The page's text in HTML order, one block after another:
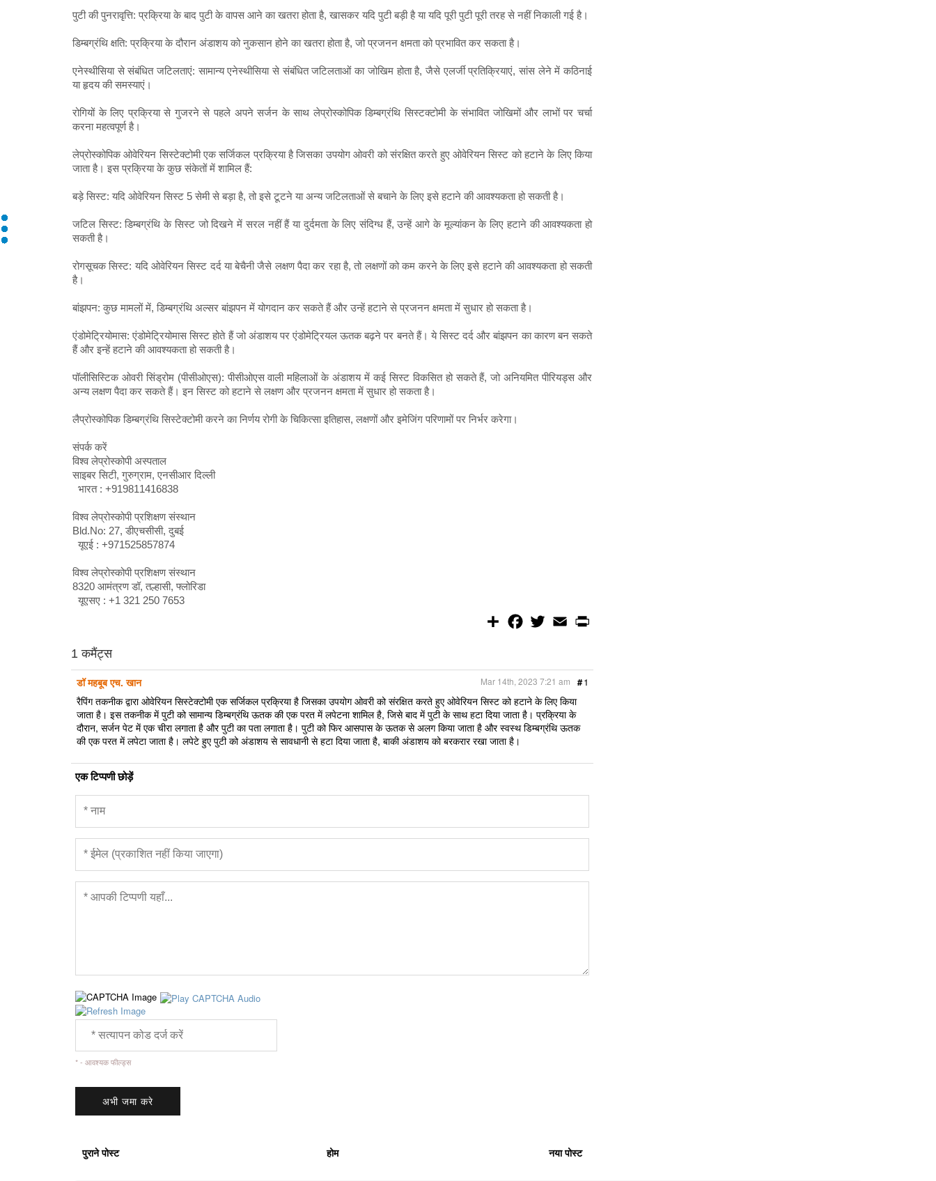
पुटी की पुनरावृत्ति: प्रक्रिया के बाद पुटी के वापस आने का खतरा होता है, खासकर यदि पुटी बड़ी है या यदि पूरी पुटी पूरी तरह से नहीं निकाली गई है।
डिम्बग्रंथि क्षति: प्रक्रिया के दौरान अंडाशय को नुकसान होने का खतरा होता है, जो प्रजनन क्षमता को प्रभावित कर सकता है।
एनेस्थीसिया से संबंधित जटिलताएं: सामान्य एनेस्थीसिया से संबंधित जटिलताओं का जोखिम होता है, जैसे एलर्जी प्रतिक्रियाएं, सांस लेने में कठिनाई
या हृदय की समस्याएं।
रोगियों के लिए प्रक्रिया से गुजरने से पहले अपने सर्जन के साथ लेप्रोस्कोपिक डिम्बग्रंथि सिस्टक्टोमी के संभावित जोखिमों और लाभों पर चर्चा
करना महत्वपूर्ण है।
लेप्रोस्कोपिक ओवेरियन सिस्टेक्टोमी एक सर्जिकल प्रक्रिया है जिसका उपयोग ओवरी को संरक्षित करते हुए ओवेरियन सिस्ट को हटाने के लिए किया
जाता है। इस प्रक्रिया के कुछ संकेतों में शामिल हैं:
बड़े सिस्ट: यदि ओवेरियन सिस्ट 5 सेमी से बड़ा है, तो इसे टूटने या अन्य जटिलताओं से बचाने के लिए इसे हटाने की आवश्यकता हो सकती है।
जटिल सिस्ट: डिम्बग्रंथि के सिस्ट जो दिखने में सरल नहीं हैं या दुर्दमता के लिए संदिग्ध हैं, उन्हें आगे के मूल्यांकन के लिए हटाने की आवश्यकता हो
सकती है।
रोगसूचक सिस्ट: यदि ओवेरियन सिस्ट दर्द या बेचैनी जैसे लक्षण पैदा कर रहा है, तो लक्षणों को कम करने के लिए इसे हटाने की आवश्यकता हो सकती
है।
बांझपन: कुछ मामलों में, डिम्बग्रंथि अल्सर बांझपन में योगदान कर सकते हैं और उन्हें हटाने से प्रजनन क्षमता में सुधार हो सकता है।
एंडोमेट्रियोमास: एंडोमेट्रियोमास सिस्ट होते हैं जो अंडाशय पर एंडोमेट्रियल ऊतक बढ़ने पर बनते हैं। ये सिस्ट दर्द और बांझपन का कारण बन सकते
हैं और इन्हें हटाने की आवश्यकता हो सकती है।
पॉलीसिस्टिक ओवरी सिंड्रोम (पीसीओएस): पीसीओएस वाली महिलाओं के अंडाशय में कई सिस्ट विकसित हो सकते हैं, जो अनियमित पीरियड्स और
अन्य लक्षण पैदा कर सकते हैं। इन सिस्ट को हटाने से लक्षण और प्रजनन क्षमता में सुधार हो सकता है।
लैप्रोस्कोपिक डिम्बग्रंथि सिस्टेक्टोमी करने का निर्णय रोगी के चिकित्सा इतिहास, लक्षणों और इमेजिंग परिणामों पर निर्भर करेगा।
संपर्क करें
विश्व लेप्रोस्कोपी अस्पताल
साइबर सिटी, गुरुग्राम, एनसीआर दिल्ली
भारत : +919811416838
विश्व लेप्रोस्कोपी प्रशिक्षण संस्थान
Bld.No: 27, डीएचसीसी, दुबई
यूएई : +971525857874
विश्व लेप्रोस्कोपी प्रशिक्षण संस्थान
8320 आमंत्रण डॉ, तल्हासी, फ्लोरिडा
यूएसए : +1 321 250 7653
S
o
o
k
w
e
r
E
m
1 कमैंट्स
डॉ महबूब एच. खान #1
Mar 14th, 2023 7:21 am
रैपिंग तकनीक द्वारा ओवेरियन सिस्टेक्टोमी एक सर्जिकल प्रक्रिया है जिसका उपयोग ओवरी को संरक्षित करते हुए ओवेरियन सिस्ट को हटाने के लिए किया
जाता है। इस तकनीक में पुटी को सामान्य डिम्बग्रंथि ऊतक की एक परत में लपेटना शामिल है, जिसे बाद में पुटी के साथ हटा दिया जाता है। प्रक्रिया के
दौरान, सर्जन पेट में एक चीरा लगाता है और पुटी का पता लगाता है। पुटी को फिर आसपास के ऊतक से अलग किया जाता है और स्वस्थ डिम्बग्रंथि ऊतक
की एक परत में लपेटा जाता है। लपेटे हुए पुटी को अंडाशय से सावधानी से हटा दिया जाता है, बाकी अंडाशय को बरकरार रखा जाता है।
एक टिप्पणी छोड़ें
* - आवश्यक फील्ड्स
पुराने पोस्ट होम नया पोस्ट